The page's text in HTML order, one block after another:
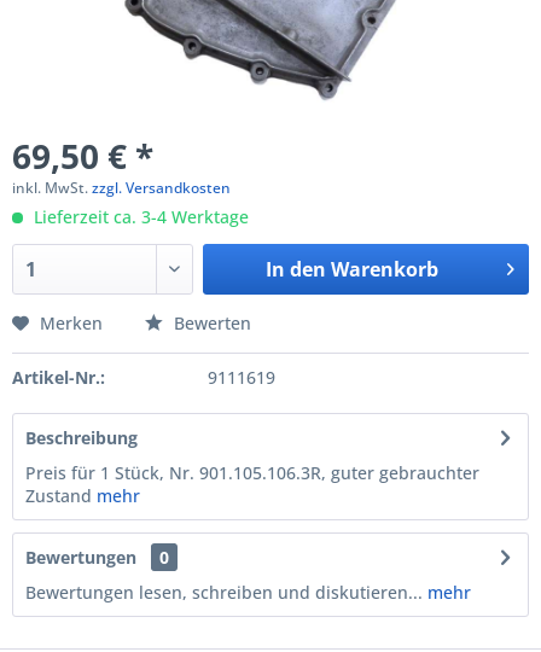
69,50 € *
inkl. MwSt.zzgl. Versandkosten
Lieferzeit ca. 3-4 Werktage
In den Warenkorb
Merken Bewerten
Artikel-Nr.: 9111619
Beschreibung
Preis für 1 Stück, Nr. 901.105.106.3R, guter gebrauchter
Zustand mehr
Bewertungen
0
Bewertungen lesen, schreiben und diskutieren... mehr